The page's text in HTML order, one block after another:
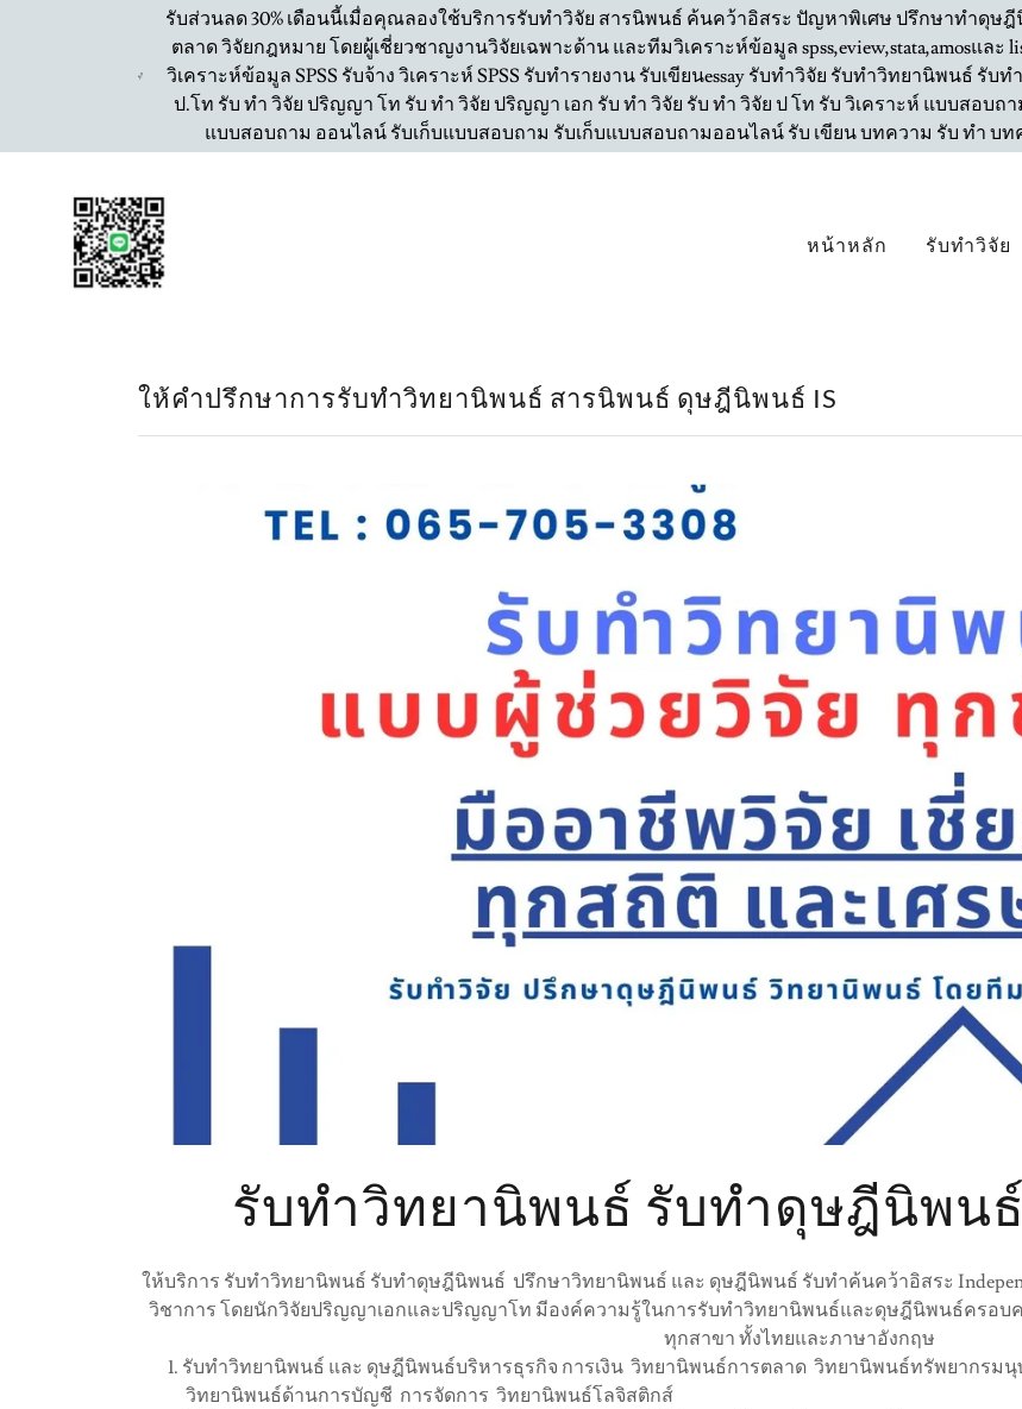
รับส่วนลด 30% เดือนนี้เมื่อคุณลองใช้บริการรับทำวิจัย สารนิพนธ์ ค้นคว้าอิสระ ปัญหาพิเศษ ปรึกษาทำดุษ
ตลาด วิจัยกฎหมาย โดยผู้เชี่ยวชาญงานวิจัยเฉพาะด้าน และทีมวิเคราะห์ข้อมูล spss,eview,stata,amosและ
วิเคราะห์ข้อมูล SPSS รับจ้าง วิเคราะห์ SPSS รับทำรายงาน รับเขียนessay รับทำวิจัย รับทำวิทยานิพนธ์
ป.โท รับ ทำ วิจัย ปริญญา โท รับ ทำ วิจัย ปริญญา เอก รับ ทำ วิจัย รับ ทำ วิจัย ป โท รับ วิเคราะห์ แบบสอบถ
แบบสอบถาม ออนไลน์ รับเก็บแบบสอบถาม รับเก็บแบบสอบถามออนไลน์ รับ เขียน บทความ รับ ทำ บ
หน้าหลัก รับทำวิจัย
ให้คำปรึกษาการรับทำวิทยานิพนธ์ สารนิพนธ์ ดุษฎีนิพนธ์ IS
รับทำวิทยานิพนธ์ รับทำดุษฎีนิพน
ให้บริการ รับทำวิทยานิพนธ์ รับทำดุษฎีนิพนธ์ ปรึกษาวิทยานิพนธ์ และ ดุษฎีนิพนธ์ รับทำค้นคว้าอิสระ
วิชาการ โดยนักวิจัยปริญญาเอกและปริญญาโท มีองค์ความรู้ในการรับทำวิทยานิพนธ์และดุษฎีนิพนธ์ครอ
ทุกสาขา ทั้งไทยและภาษาอังกฤษ
รับทำวิทยานิพนธ์ และ ดุษฎีนิพนธ์บริหารธุรกิจ การเงิน วิทยานิพนธ์การตลาด วิทยานิพนธ์ทรัพยากร
วิทยานิพนธ์ด้านการบัญชี การจัดการ วิทยานิพนธ์โลจิสติกส์